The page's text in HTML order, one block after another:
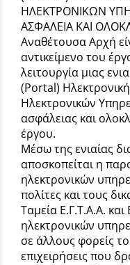
ΗΛΕΚΤΡΟΝΙΚΩΝ
ΑΣΦΑΛΕΙΑ ΚΑΙ
Αναθέτουσα Αρχή
αντικείμενο του
λειτουργία μιας
(Portal)
Ηλεκτρονικών
ασφάλειας και
έργου.
Μέσω της ενιαίας
αποσκοπείται η
ηλεκτρονικών
πολίτες και τους
Ταμεία Ε.Γ.Τ.Α.Α.
ηλεκτρονικών
σε άλλους φορείς
επιχειρήσεις που